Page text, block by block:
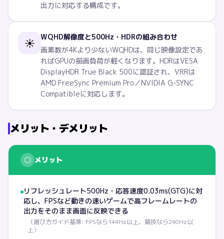
出力に対応する構成です。
☀️
WQHD解像度と500Hz・HDRの組み合わせ
画素数が4Kより少ないWQHDは、同じ映像設定であ
ればGPUの描画負荷が軽くなります。HDRはVESA
DisplayHDR True Black 500に認証され、VRRは
AMD FreeSync Premium Pro／NVIDIA G-SYNC
Compatibleに対応します。
メリット・デメリット
○ メリット
リフレッシュレート500Hz・応答速度0.03ms(GTG)に対
応し、FPSなど動きの速いゲームで高フレームレートの
出力をそのまま画面に反映できる
（選び方ガイド基準: FPSなら144Hz以上、競技なら240Hz以
上）